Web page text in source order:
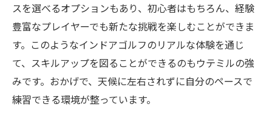
スを選べるオプションもあり、初心者はもちろん、経験
豊富なプレイヤーでも新たな挑戦を楽しむことができま
す。このようなインドアゴルフのリアルな体験を通じ
て、スキルアップを図ることができるのもウテミルの強
みです。おかげで、天候に左右されずに自分のペースで
練習できる環境が整っています。